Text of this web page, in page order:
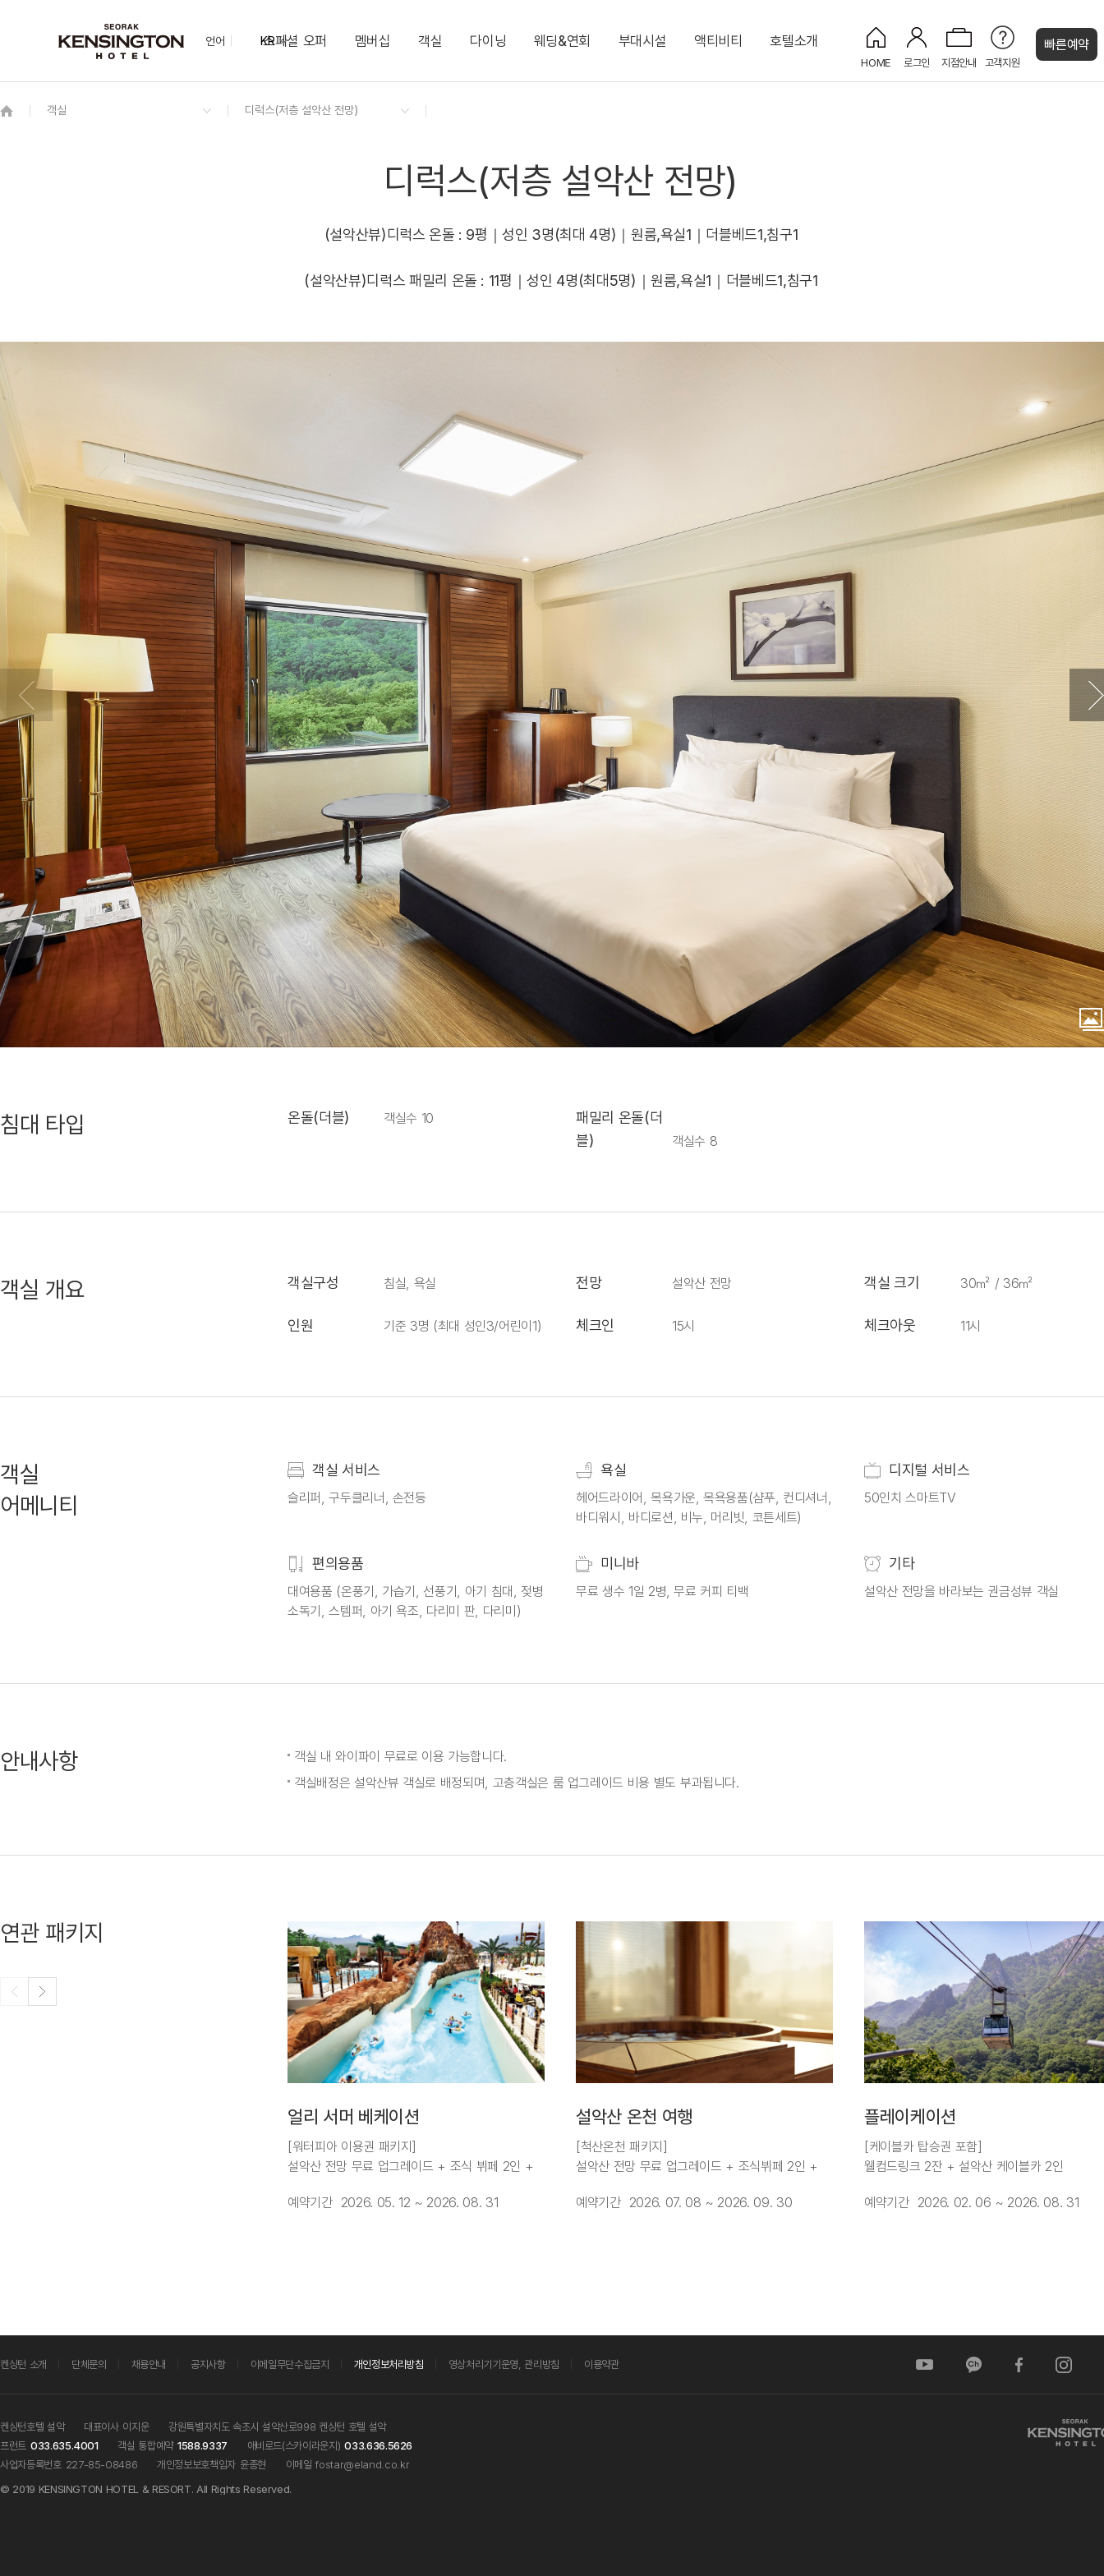
언어 KR
스페셜 오퍼
OVERVIEW
다이닝 & 이벤트
멤버십
그랜드 켄싱턴 회원권 켄싱턴 리워즈 NEW 켄싱턴 바우처 켄싱턴 캐시
객실
OVERVIEW
스탠다드 온돌(설악산 비전망) 스탠다드 킹(설악산 비전망)
엘리자베스 스위트 로라 애슐리 스위트
다이닝
OVERVIEW
2F 더 퀸 레스토랑(모닝/디너) 9F 애비로드 라운지(런치/카페)
웨딩&연회
OVERVIEW
윈저홀(웨딩)
부대시설
OVERVIEW
스타 뮤지엄
액티비티
OVERVIEW
하이킹 장비 렌탈 서비스 느린 우체통
호텔소개
HOME 로그인 지점안내 고객지원
빠른예약
디럭스(저층 설악산 전망)
(설악산뷰)디럭스 온돌 : 9평｜성인 3명(최대 4명)｜원룸,욕실1｜더블베드1,침구1
(설악산뷰)디럭스 패밀리 온돌 : 11평｜성인 4명(최대5명)｜원룸,욕실1｜더블베드1,침구1
침대 타입 온돌(더블) 객실수 10
패밀리 온돌(더
블)
객실수 8
객실 개요 객실구성 침실, 욕실 전망 설악산 전망 객실 크기 30㎡ / 36㎡
인원 기준 3명 (최대 성인3/어린이1) 체크인 15시 체크아웃 11시
객실
어메니티
객실 서비스
슬리퍼, 구두클리너, 손전등
욕실
헤어드라이어, 목욕가운, 목욕용품(샴푸, 컨디셔너,
바디워시, 바디로션, 비누, 머리빗, 코튼세트)
디지털 서비스
50인치 스마트TV
편의용품
대여용품 (온풍기, 가습기, 선풍기, 아기 침대, 젖병
소독기, 스템퍼, 아기 욕조, 다리미 판, 다리미)
미니바
무료 생수 1일 2병, 무료 커피 티백
기타
설악산 전망을 바라보는 권금성뷰 객실
안내사항
객실 내 와이파이 무료로 이용 가능합니다.
객실배정은 설악산뷰 객실로 배정되며, 고층객실은 룸 업그레이드 비용 별도 부과됩니다.
연관 패키지
얼리 서머 베케이션
[워터피아 이용권 패키지]
설악산 전망 무료 업그레이드 + 조식 뷔페 2인 +
예약기간 2026. 05. 12 ~ 2026. 08. 31
설악산 온천 여행
[척산온천 패키지]
설악산 전망 무료 업그레이드 + 조식뷔페 2인 +
할인권
예약기간 2026. 07. 08 ~ 2026. 09. 30
플레이케이션
[케이블카 탑승권 포함]
웰컴드링크 2잔 + 설악산 케이블카 2인
예약기간 2026. 02. 06 ~ 2026. 08. 31
켄싱턴 소개 단체문의 채용안내 공지사항 이메일무단수집금지 개인정보처리방침 영상처리기기운영, 관리방침 이용약관
켄싱턴호텔 설악 대표이사 이지운
강원특별자치도 속초시 설악산로998 켄싱턴 호텔 설악
프런트 033.635.4001 객실 통합예약 1588.9337 애비로드(스카이라운지) 033.636.5626
사업자등록번호 227-85-08486 개인정보보호책임자 윤종현 이메일 fostar@eland.co.kr
© 2019 KENSINGTON HOTEL & RESORT. All Rights Reserved.